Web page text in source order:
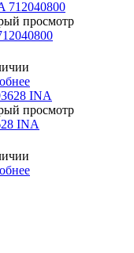
просмотр
просмотр
INA